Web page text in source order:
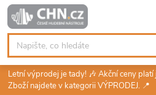
Přejít
na
obsah
Letní výprodej je tady! 🎶 Akční ceny
Zboží najdete v kategorii VÝPRODEJ. 📍